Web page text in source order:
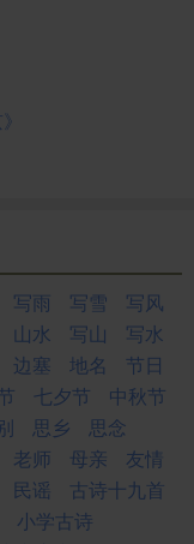
写雨 写雪
写风
山水 写山
写水
边塞 地名
节日
七夕节
中秋节
思乡
思念
老师 母亲
友情
民谣
古诗十九首
小学古诗